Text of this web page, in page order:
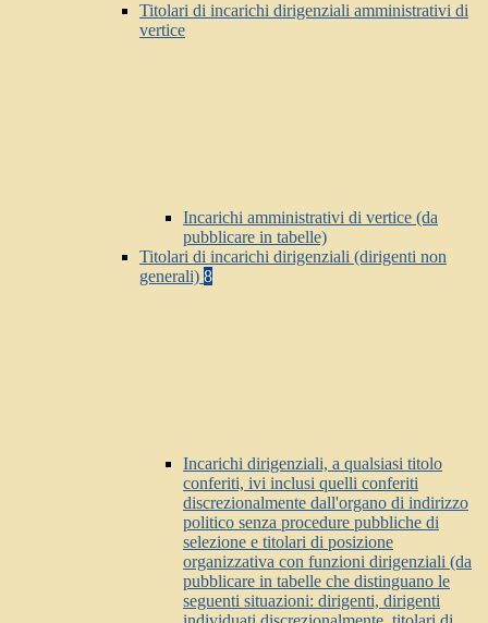
Titolari di incarichi dirigenziali amministrativi di
vertice
Incarichi amministrativi di vertice (da
pubblicare in tabelle)
Titolari di incarichi dirigenziali (dirigenti non
generali) 8
Incarichi dirigenziali, a qualsiasi titolo
conferiti, ivi inclusi quelli conferiti
discrezionalmente dall'organo di indirizzo
politico senza procedure pubbliche di
selezione e titolari di posizione
organizzativa con funzioni dirigenziali (da
pubblicare in tabelle che distinguano le
seguenti situazioni: dirigenti, dirigenti